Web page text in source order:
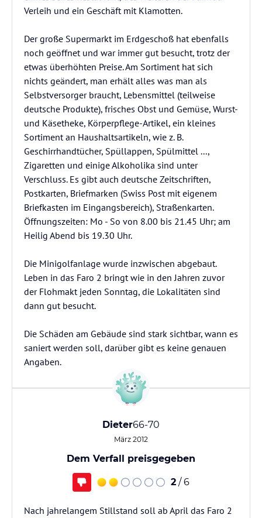
Verleih und ein Geschäft mit Klamotten.
Der große Supermarkt im Erdgeschoß hat ebenfalls
noch geöffnet und war immer gut besucht, trotz der
etwas überhöhten Preise. Am Sortiment hat sich
nichts geändert, man erhält alles was man als
Selbstversorger braucht, Lebensmittel (teilweise
deutsche Produkte), frisches Obst und Gemüse, Wurst-
und Käsetheke, Körperpflege-Artikel, ein kleines
Sortiment an Haushaltsartikeln, wie z. B.
Geschirrhandtücher, Spüllappen, Spülmittel ...,
Zigaretten und einige Alkoholika sind unter
Verschluss. Es gibt auch deutsche Zeitschriften,
Postkarten, Briefmarken (Swiss Post mit eigenem
Briefkasten im Eingangsbereich), Straßenkarten.
Öffnungszeiten: Mo - So von 8.00 bis 21.45 Uhr; am
Heilig Abend bis 19.30 Uhr.
Die Minigolfanlage wurde inzwischen abgebaut.
Leben in das Faro 2 bringt wie in den Jahren zuvor
der Flohmakt jeden Sonntag, die Lokalitäten sind
dann gut besucht.
Die Schäden am Gebäude sind stark sichtbar, wann es
saniert werden soll, darüber gibt es keine genauen
Angaben.
Dieter66-70
März 2012
Dem Verfall preisgegeben
2 / 6
Nach jahrelangem Stillstand soll ab April das Faro 2